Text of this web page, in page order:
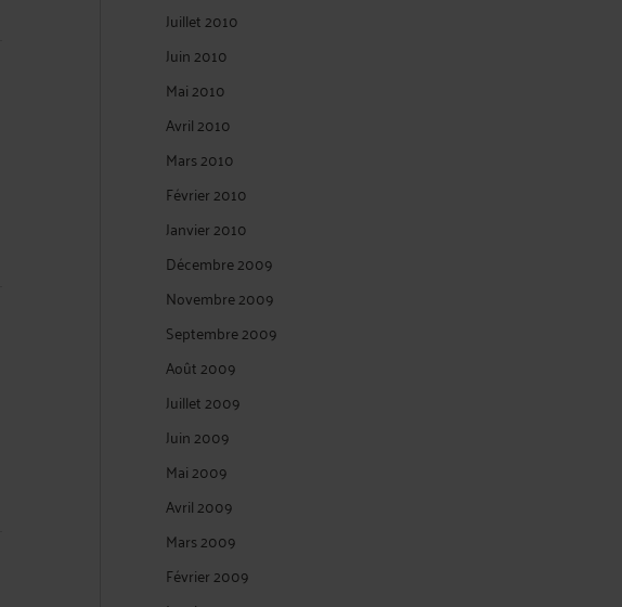
Juillet 2010
Juin 2010
Mai 2010
Avril 2010
Mars 2010
Février 2010
Janvier 2010
Décembre 2009
Novembre 2009
Septembre 2009
Août 2009
Juillet 2009
Juin 2009
Mai 2009
Avril 2009
Mars 2009
Février 2009